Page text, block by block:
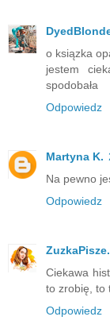
o ksiązka
jestem
spodobała
Odpowiedz
Martyna K.
Na pewno
Odpowiedz
Ciekawa
to zrobię, to
Odpowiedz